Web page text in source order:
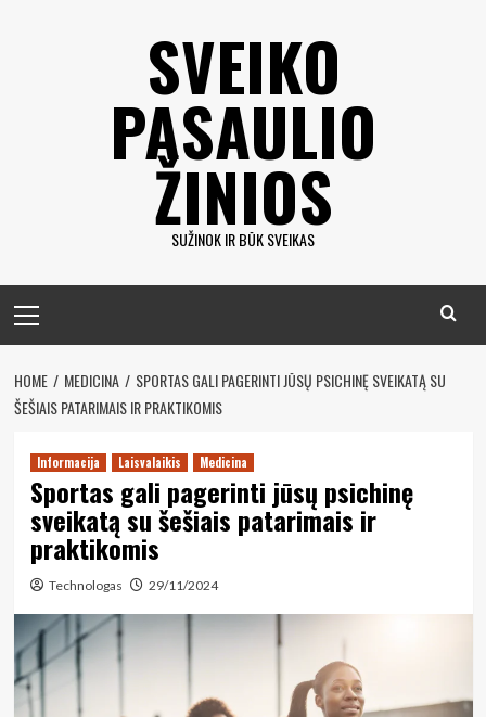
SVEIKO
PASAULIO
ŽINIOS
SUŽINOK IR BŪK SVEIKAS
meniu
HOME MEDICINA
SPORTAS GALI PAGERINTI JŪSŲ PSICHINĘ SVEIKATĄ SU
ŠEŠIAIS PATARIMAIS IR PRAKTIKOMIS
Informacija Laisvalaikis Medicina
Sportas gali pagerinti jūsų psichinę
sveikatą su šešiais patarimais ir
praktikomis
Technologas 29/11/2024